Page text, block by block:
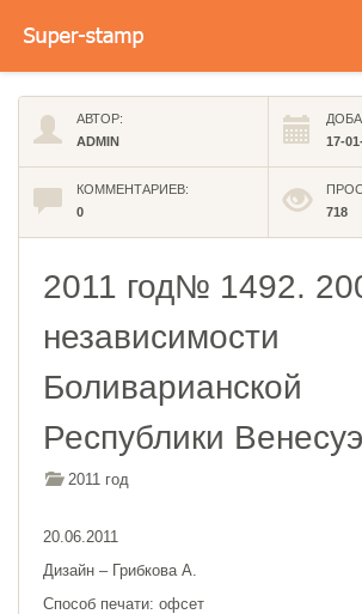
АВТОР:
ADMIN
17-
КОММЕНТАРИЕВ:
0
718
2011 год№ 1492.
независимости
Боливарианской
Республики
2011 год
20.06.2011
Дизайн – Грибкова А.
Способ печати: офсет